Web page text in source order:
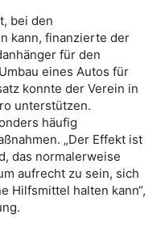
bei den
kann, finanzierte der
für den
eines Autos für
konnte der Verein in
unterstützen.
häufig
„Der Effekt ist
das normalerweise
aufrecht zu sein, sich
Hilfsmittel halten kann“,